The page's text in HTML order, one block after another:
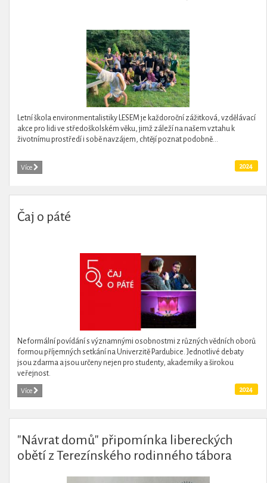
Letní škola environmentalistiky LESEM je každoroční zážitková, vzdělávací
akce pro lidi ve středoškolském věku, jimž záleží na našem vztahu k
životnímu prostředí i sobě navzájem, chtějí poznat podobně...
Více 2024
Čaj o páté
Neformální povídání s významnými osobnostmi z různých vědních oborů
formou příjemných setkání na Univerzitě Pardubice. Jednotlivé debaty
jsou zdarma a jsou určeny nejen pro studenty, akademiky a širokou
veřejnost.
Více 2024
"Návrat domů" připomínka libereckých
obětí z Terezínského rodinného tábora